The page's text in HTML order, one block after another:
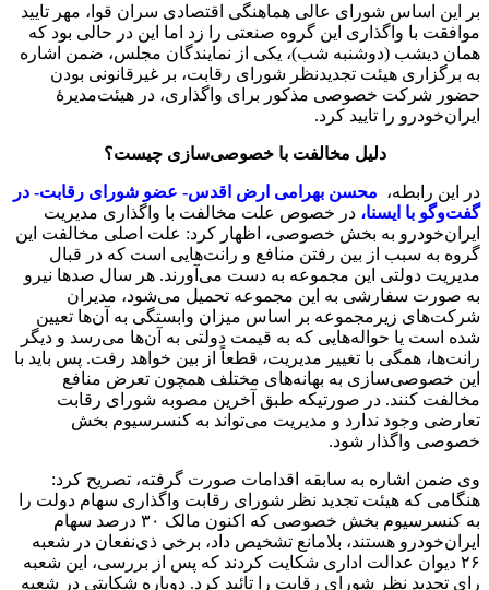
بر این اساس شورای عالی هماهنگی اقتصادی سران قوا، مهر تایید
موافقت با واگذاری این گروه صنعتی را زد اما این در حالی بود که
همان دیشب (دوشنبه شب)، یکی از نمایندگان مجلس، ضمن اشاره
به برگزاری هیئت تجدیدنظر شورای رقابت، بر غیرقانونی بودن
حضور شرکت خصوصی مذکور برای واگذاری، در هیئت‌مدیرۀ
ایران‌خودرو را تایید کرد.
دلیل مخالفت با خصوصی‌سازی چیست؟
در این رابطه، محسن بهرامی ارض اقدس- عضو شورای رقابت- در
گفت‌وگو با ایسنا، در خصوص علت مخالفت با واگذاری مدیریت
ایران‌خودرو به بخش خصوصی، اظهار کرد: علت اصلی مخالفت این
گروه به سبب از بین رفتن منافع و رانت‌هایی است که در قبال
مدیریت دولتی این مجموعه به دست می‌آورند. هر سال صدها نیرو
به صورت سفارشی به این مجموعه تحمیل می‌شود، مدیران
شرکت‌های زیرمجموعه بر اساس میزان وابستگی به آن‌ها تعیین
شده است یا حواله‌هایی که به قیمت دولتی به آن‌ها می‌رسد و دیگر
رانت‌ها، همگی با تغییر مدیریت، قطعاً از بین خواهد رفت. پس باید با
این خصوصی‌سازی به بهانه‌های مختلف همچون تعرض منافع
مخالفت کنند. در صورتیکه طبق آخرین مصوبه شورای رقابت
تعارضی وجود ندارد و مدیریت می‌تواند به کنسرسیوم بخش
خصوصی واگذار شود.
وی ضمن اشاره به سابقه اقدامات صورت گرفته، تصریح کرد:
هنگامی که هیئت تجدید نظر شورای رقابت واگذاری سهام دولت را
به کنسرسیوم بخش خصوصی که اکنون مالک ۳۰ درصد سهام
ایران‌خودرو هستند، بلامانع تشخیص داد، برخی ذی‌نفعان در شعبه
۲۶ دیوان عدالت اداری شکایت کردند که پس از بررسی، این شعبه
رای تجدید نظر شورای رقابت را تائید کرد. دوباره شکایتی در شعبه